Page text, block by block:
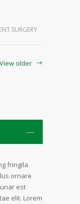
SURGERY
View older
fringila
ornare
est
elit. Lorem